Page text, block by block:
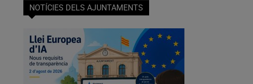
NOTÍCIES DELS AJUNTAMENTS